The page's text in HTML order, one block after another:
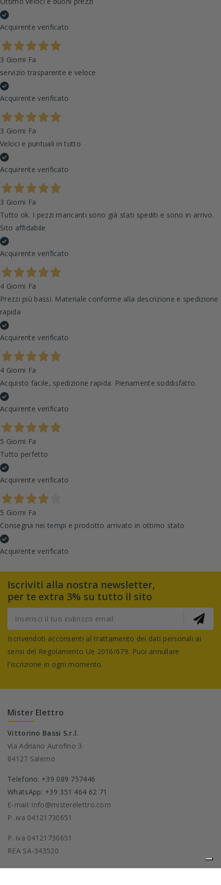
Acquirente verificato
3 Giorni Fa
servizio trasparente e veloce
Acquirente verificato
3 Giorni Fa
Veloci e puntuali in tutto
Acquirente verificato
3 Giorni Fa
Tutto ok. I pezzi mancanti sono già stati spediti e sono in arrivo.
Sito affidabile
Acquirente verificato
4 Giorni Fa
Prezzi più bassi. Materiale conforme alla descrizione e spedizione
rapida
Acquirente verificato
4 Giorni Fa
Acquisto facile, spedizione rapida. Pienamente soddisfatto.
Acquirente verificato
5 Giorni Fa
Tutto perfetto
Acquirente verificato
5 Giorni Fa
Consegna nei tempi e prodotto arrivato in ottimo stato
Acquirente verificato
Iscriviti alla nostra newsletter,
per te extra 3% su tutto il sito
Iscrivendoti acconsenti al trattamento dei dati personali ai
sensi del Regolamento Ue 2016/679. Puoi annullare
l'iscrizione in ogni momento.
Mister Elettro
Vittorino Bassi S.r.l.
Via Adriano Aurofino 3
84127 Salerno
Telefono: +39 089 757446
WhatsApp: +39 351 464 62 71
E-mail: info@misterelettro.com
P. iva 04121730651
P. iva 04121730651
REA SA-343520